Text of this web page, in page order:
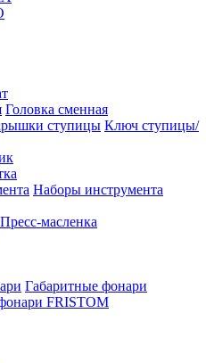
Головка сменная
Ключ ступицы/
Наборы инструмента
Пресс-масленка
Габаритные фонари
FRISTOM